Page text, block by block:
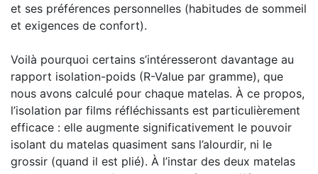
et ses préférences personnelles (habitudes de sommeil
et exigences de confort).
Voilà pourquoi certains s’intéresseront davantage au
rapport isolation-poids (R-Value par gramme), que
nous avons calculé pour chaque matelas. À ce propos,
l’isolation par films réfléchissants est particulièrement
efficace : elle augmente significativement le pouvoir
isolant du matelas quasiment sans l’alourdir, ni le
grossir (quand il est plié). À l’instar des deux matelas